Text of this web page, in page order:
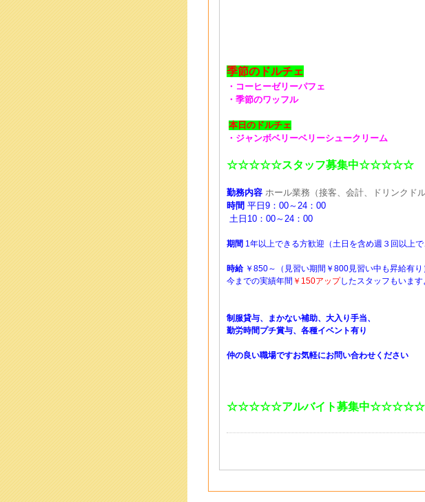
季節のドルチェ
・コーヒーゼリーパフェ
・季節のワッフル
本日のドルチェ
・ジャンボベリーベリーシュークリーム
☆☆☆☆☆スタッフ募集中☆☆☆☆☆
勤務内容 ホール業務（接客、会計、ドリンクドル
時間 平日9：00～24：00
土日10：00～24：00
期間 1年以上できる方歓迎（土日を含め週３回以上で
時給￥850～（見習い期間￥800見習い中も昇給有り
今までの実績年間 ￥150アップしたスタッフもいます
制服貸与、まかない補助、大入り手当、
勤労時間プチ賞与、各種イベント有り
仲の良い職場ですお気軽にお問い合わせください
☆☆☆☆☆アルバイト募集中☆☆☆☆☆